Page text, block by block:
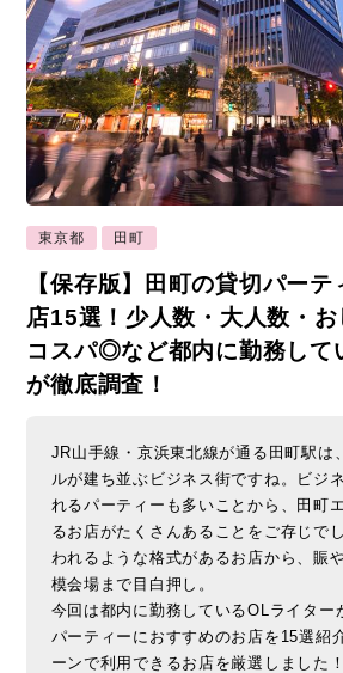
東京都 田町
【保存版】田町の貸切パー
店15選！少人数・大人数・お
コスパ◎など都内に勤務して
が徹底調査！
JR山手線・京浜東北線が通る田町駅は
ルが建ち並ぶビジネス街ですね。ビジ
れるパーティーも多いことから、田町
るお店がたくさんあることをご存じで
われるような格式があるお店から、賑
模会場まで目白押し。
今回は都内に勤務しているOLライター
パーティーにおすすめのお店を15選紹
ーンで利用できるお店を厳選しました！